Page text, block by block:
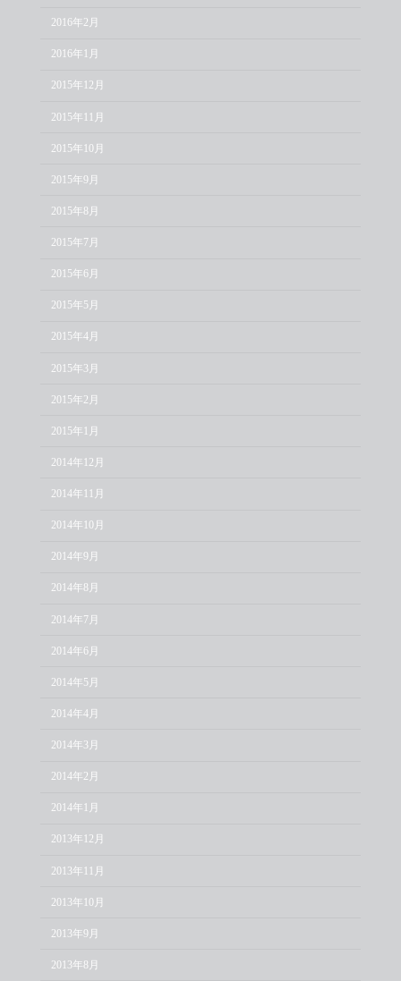
2016年2月
2016年1月
2015年12月
2015年11月
2015年10月
2015年9月
2015年8月
2015年7月
2015年6月
2015年5月
2015年4月
2015年3月
2015年2月
2015年1月
2014年12月
2014年11月
2014年10月
2014年9月
2014年8月
2014年7月
2014年6月
2014年5月
2014年4月
2014年3月
2014年2月
2014年1月
2013年12月
2013年11月
2013年10月
2013年9月
2013年8月